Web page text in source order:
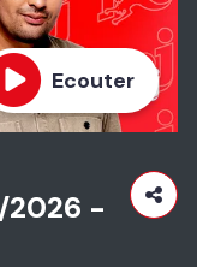
Ecouter
2026 -